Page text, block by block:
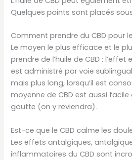
Quelques points sont placés
Comment prendre du CBD pour
Le moyen le plus efficace et le
prendre de l’huile de CBD : l’effet
est administré par voie
mais plus long, lorsqu’il est
moyenne de CBD est aussi
goutte (on y reviendra).
Est-ce que le CBD calme les
Les effets antalgiques,
inflammatoires du CBD sont